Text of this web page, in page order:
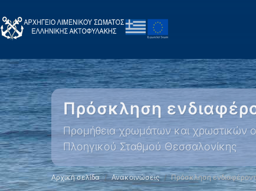
Πρόσκληση
Προμήθεια χρωμάτων και χρωστικών
Πλοηγικού Σταθμού Θεσσαλονίκης
Αρχική σελίδα Ανακοινώσεις Πρόσκληση